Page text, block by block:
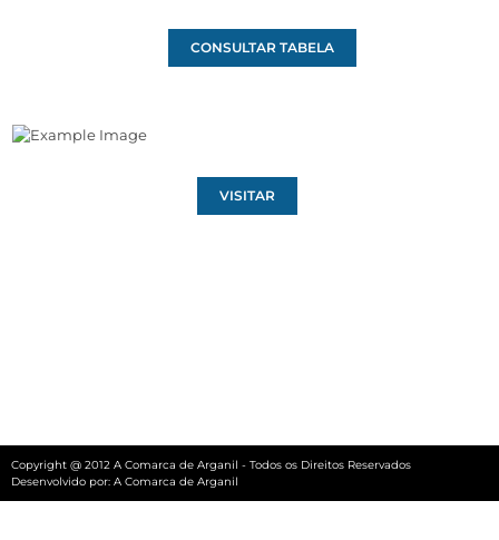
CONSULTAR TABELA
VISITAR
Copyright @ 2012 A Comarca de Arganil - Todos os Direitos Reservados
Desenvolvido por: A Comarca de Arganil